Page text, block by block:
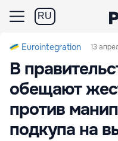
RU
Eurointegration 13
В
обещают
против
подкупа на